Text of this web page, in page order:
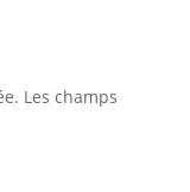
Les champs